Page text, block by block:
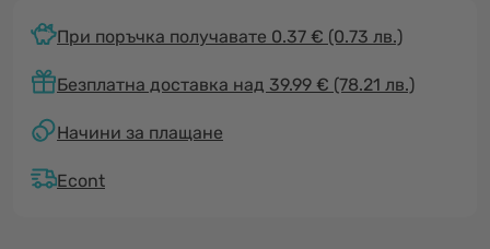
При поръчка получавате 0.37 € (0.73 лв.)
Безплатна доставка над 39.99 € (78.21 лв.)
Начини за плащане
Econt